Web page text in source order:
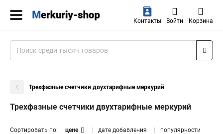
Контакты Войти Корзина
Трехфазные счетчики двухтарифные меркурий
Трехфазные счетчики двухтарифные меркурий
Сортировать по: цене дате добавления популярности